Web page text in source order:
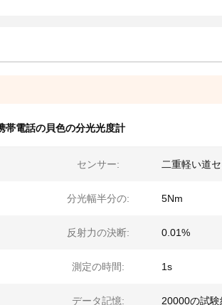
帯電話の貝色の分光光度計
センサー: 二重軽い道
分光幅半分の: 5Nm
反射力の決断: 0.01%
測定の時間: 1s
データ記憶: 20000の試験